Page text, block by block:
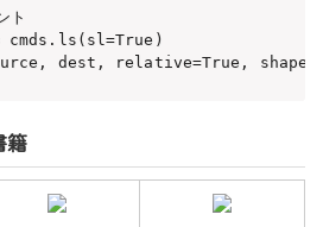
ト
dest, relative=True,
籍